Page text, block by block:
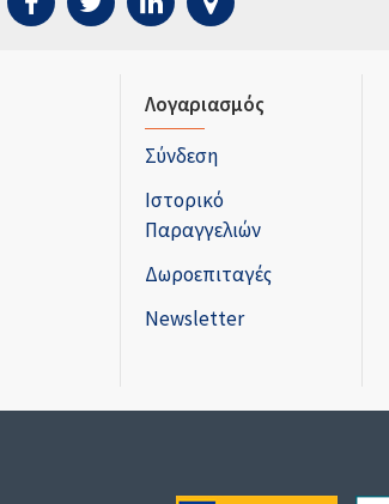
Λογαριασμός
Σύνδεση
Ιστορικό
Παραγγελιών
Δωροεπιταγές
Newsletter